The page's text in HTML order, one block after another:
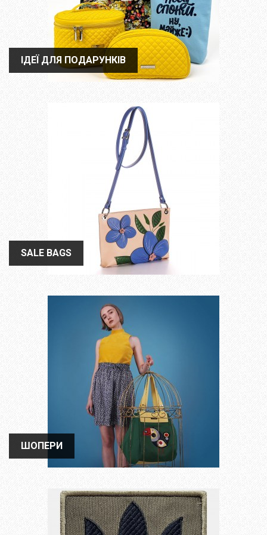
ІДЕЇ ДЛЯ ПОДАРУНКІВ
ІДЕЇ ДЛЯ ПОДАРУНКІВ
SALE BAGS
SALE BAGS
ШОПЕРИ
ШОПЕРИ